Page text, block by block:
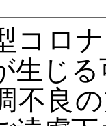
コロ
生じ
不良